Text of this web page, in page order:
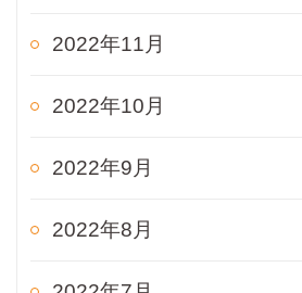
2022年11月
2022年10月
2022年9月
2022年8月